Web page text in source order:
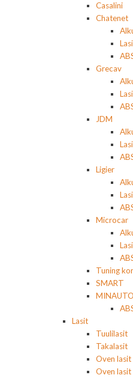
Casalini
Chatenet
Grecav
JDM
Ligier
Microcar
Tuning
SMART
MINAUTO
Lasit
Tuulilasit
Takalasit
Oven lasit
Oven lasit